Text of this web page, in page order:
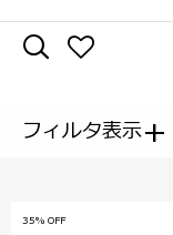
フィルタ表示+
35% OFF